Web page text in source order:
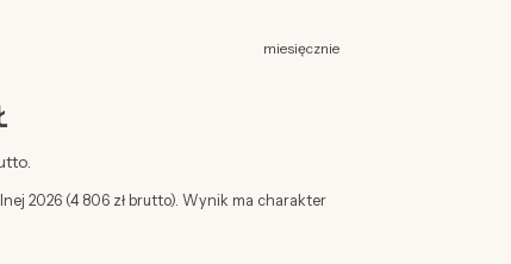
miesięcznie
2026 (4 806 zł brutto). Wynik ma charakter